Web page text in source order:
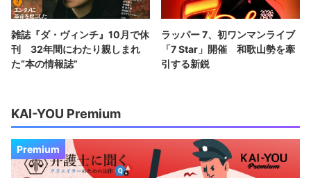
雑誌『ダ・ヴィンチ』10月で休
刊 32年間にわたり親しまれ
た“本の情報誌”
ラッパー 7、初ワンマンライブ
「7 Star」開催 和歌山勢を牽
引する新鋭
KAI-YOU Premium
Premium